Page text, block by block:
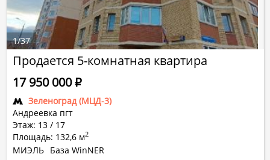
Продается 5-комнатная квартира
Зеленоград (МЦД-3)
Андреевка пгт
Этаж: 13 / 17
Площадь: 132,6 м2
17 950 000Р
МИЭЛЬ База WinNER
1/37